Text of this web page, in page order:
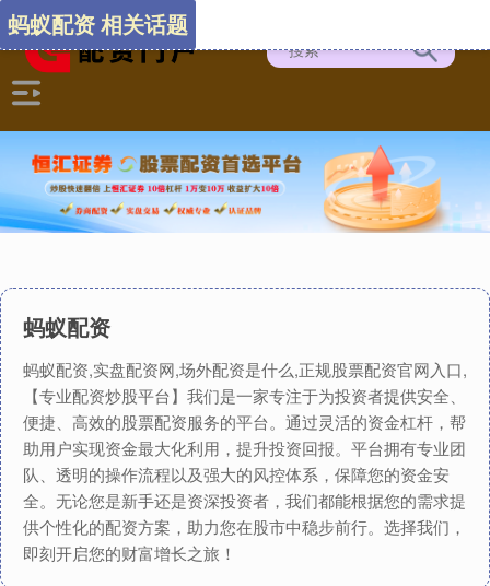
蚂蚁配资
蚂蚁配资,实盘配资网,场外配资是什么,正规股票配资官网入口,
【专业配资炒股平台】我们是一家专注于为投资者提供安全、
便捷、高效的股票配资服务的平台。通过灵活的资金杠杆，帮
助用户实现资金最大化利用，提升投资回报。平台拥有专业团
队、透明的操作流程以及强大的风控体系，保障您的资金安
全。无论您是新手还是资深投资者，我们都能根据您的需求提
供个性化的配资方案，助力您在股市中稳步前行。选择我们，
即刻开启您的财富增长之旅！
蚂蚁配资 相关话题